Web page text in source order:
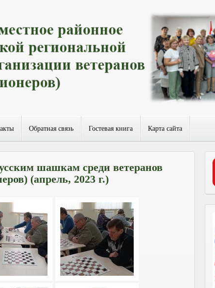
Обратная связь Гостевая книга Карта сайта
шашкам среди ветеранов
(апрель, 2023 г.)